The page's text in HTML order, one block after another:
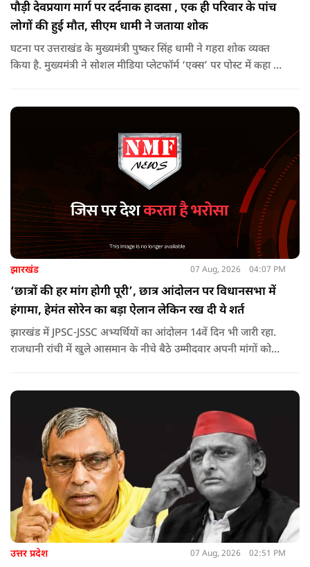
पौड़ी देवप्रयाग मार्ग पर दर्दनाक हादसा , एक ही परिवार के पांच
लोगों की हुई मौत, सीएम धामी ने जताया शोक
घटना पर उत्तराखंड के मुख्यमंत्री पुष्कर सिंह धामी ने गहरा शोक व्यक्त
किया है. मुख्यमंत्री ने सोशल मीडिया प्लेटफॉर्म ‘एक्स’ पर पोस्ट में कहा कि
उपचार तथा गंभीर रूप से घायलों को आवश्यकता पड़ने पर एयरलिफ्ट कर
उच्च चिकित्सा केंद्रों में रेफर करने के निर्देश दिए हैं.
झारखंड 07 Aug, 2026 04:07 PM
‘छात्रों की हर मांग होगी पूरी’, छात्र आंदोलन पर विधानसभा में
हंगामा, हेमंत सोरेन का बड़ा ऐलान लेकिन रख दी ये शर्त
झारखंड में JPSC-JSSC अभ्यर्थियों का आंदोलन 14वें दिन भी जारी रहा.
राजधानी रांची में खुले आसमान के नीचे बैठे उम्मीदवार अपनी मांगों को
उत्तर प्रदेश 07 Aug, 2026 02:51 PM